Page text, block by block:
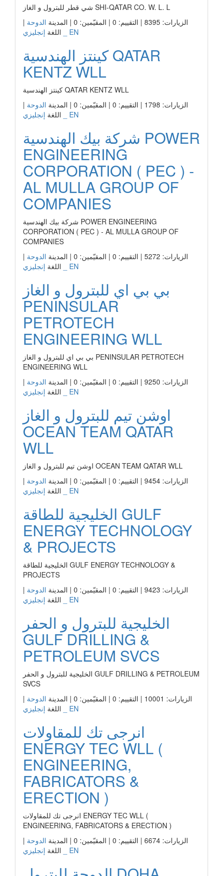
شي قطر للبترول و الغاز SHI-QATAR CO. W. L. L
الزيارات: 8395 | التقييم: 0 | المقيّمين: 0 | المدينة
الدوحة |
اللغة إنجليزي _ EN
كينتز الهندسية QATAR
KENTZ WLL
كينتز الهندسية QATAR KENTZ WLL
الزيارات: 1798 | التقييم: 0 | المقيّمين: 0 | المدينة
الدوحة |
اللغة إنجليزي _ EN
شركة بيك الهندسية POWER
ENGINEERING
CORPORATION ( PEC ) -
AL MULLA GROUP OF
COMPANIES
شركة بيك الهندسية POWER ENGINEERING
CORPORATION ( PEC ) - AL MULLA GROUP OF
COMPANIES
الزيارات: 5272 | التقييم: 0 | المقيّمين: 0 | المدينة
الدوحة |
اللغة إنجليزي _ EN
بي بي اي للبترول و الغاز
PENINSULAR
PETROTECH
ENGINEERING WLL
بي بي اي للبترول و الغاز PENINSULAR PETROTECH
ENGINEERING WLL
الزيارات: 9250 | التقييم: 0 | المقيّمين: 0 | المدينة
الدوحة |
اللغة إنجليزي _ EN
اوشن تيم للبترول و الغاز
OCEAN TEAM QATAR
WLL
اوشن تيم للبترول و الغاز OCEAN TEAM QATAR WLL
الزيارات: 9454 | التقييم: 0 | المقيّمين: 0 | المدينة
الدوحة |
اللغة إنجليزي _ EN
الخليجية للطاقة GULF
ENERGY TECHNOLOGY
& PROJECTS
الخليجية للطاقة GULF ENERGY TECHNOLOGY &
PROJECTS
الزيارات: 9423 | التقييم: 0 | المقيّمين: 0 | المدينة
الدوحة |
اللغة إنجليزي _ EN
الخليجية للبترول و الحفر
GULF DRILLING &
PETROLEUM SVCS
الخليجية للبترول و الحفر GULF DRILLING & PETROLEUM
SVCS
الزيارات: 10001 | التقييم: 0 | المقيّمين: 0 | المدينة
الدوحة |
اللغة إنجليزي _ EN
انرجى تك للمقاولات
ENERGY TEC WLL (
ENGINEERING,
FABRICATORS &
ERECTION )
انرجى تك للمقاولات ENERGY TEC WLL (
ENGINEERING, FABRICATORS & ERECTION )
الزيارات: 6674 | التقييم: 0 | المقيّمين: 0 | المدينة
الدوحة |
اللغة إنجليزي _ EN